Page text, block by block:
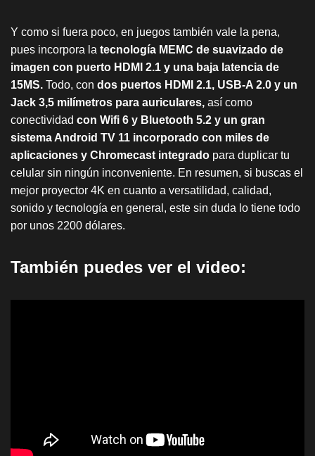
Y como si fuera poco, en juegos también vale la pena,
pues incorpora la tecnología MEMC de suavizado de
imagen con puerto HDMI 2.1 y una baja latencia de
15MS. Todo, con dos puertos HDMI 2.1, USB-A 2.0 y un
Jack 3,5 milímetros para auriculares, así como
conectividad con Wifi 6 y Bluetooth 5.2 y un gran
sistema Android TV 11 incorporado con miles de
aplicaciones y Chromecast integrado para duplicar tu
celular sin ningún inconveniente. En resumen, si buscas el
mejor proyector 4K en cuanto a versatilidad, calidad,
sonido y tecnología en general, este sin duda lo tiene todo
por unos 2200 dólares.
También puedes ver el video: